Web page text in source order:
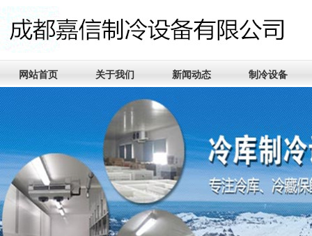
网站首页 关于我们 新闻动态 制冷设备